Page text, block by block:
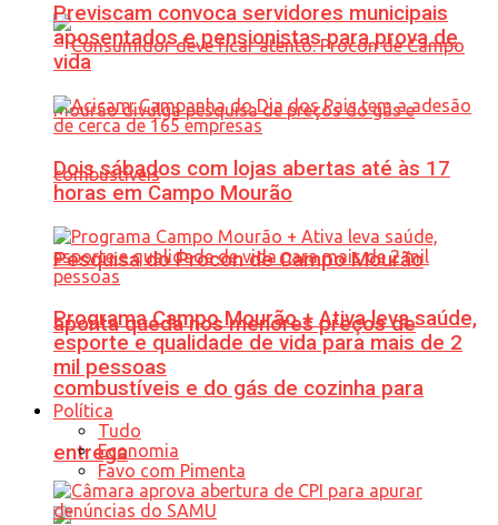
Pesquisa do Procon de Campo Mourão
aponta queda nos menores preços de
combustíveis e do gás de cozinha para
entrega
Previscam convoca servidores municipais
aposentados e pensionistas para prova de
vida
Dois sábados com lojas abertas até às 17
horas em Campo Mourão
Programa Campo Mourão + Ativa leva saúde,
esporte e qualidade de vida para mais de 2
mil pessoas
Política
Tudo
Economia
Favo com Pimenta